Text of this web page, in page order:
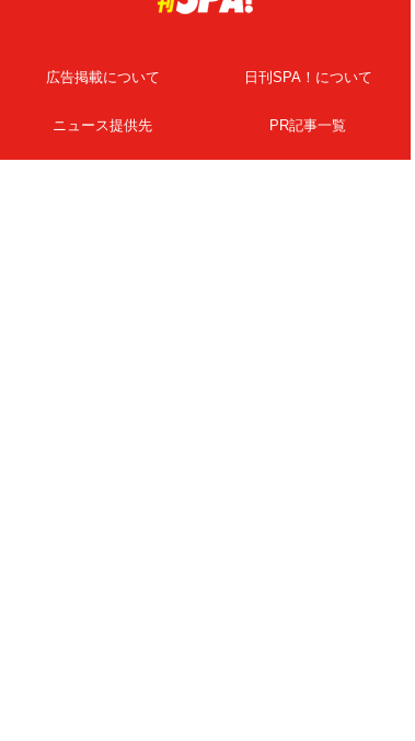
広告掲載について 日刊SPA！について
ニュース提供先 PR記事一覧